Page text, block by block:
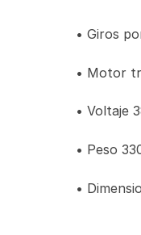
• Giros
• Motor
• Voltaje
• Peso
•